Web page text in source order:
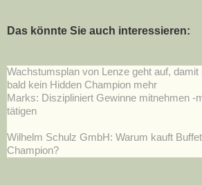
Das könnte Sie auch interessieren:
Wachstumsplan von Lenze geht auf,
bald kein Hidden Champion mehr
Marks: Diszipliniert Gewinne mitnehmen -
tätigen
Wilhelm Schulz GmbH: Warum kauft
Champion?